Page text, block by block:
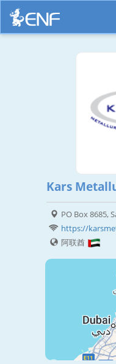
Kars
PO Box 8685,
https://
阿联酋